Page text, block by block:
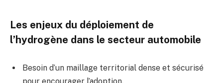
Les enjeux du déploiement de
l’hydrogène dans le secteur automobile
Besoin d’un maillage territorial dense et sécurisé